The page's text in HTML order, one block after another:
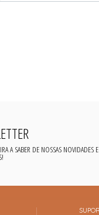
A SABER DE NOSSAS NOVIDADES E